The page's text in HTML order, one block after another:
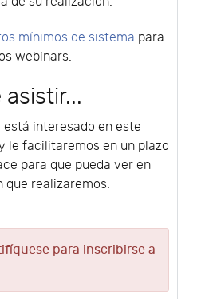
mínimos de sistema para
webinars.
interesado en este
le facilitaremos en un plazo
para que pueda ver en
que realizaremos.
para inscribirse a